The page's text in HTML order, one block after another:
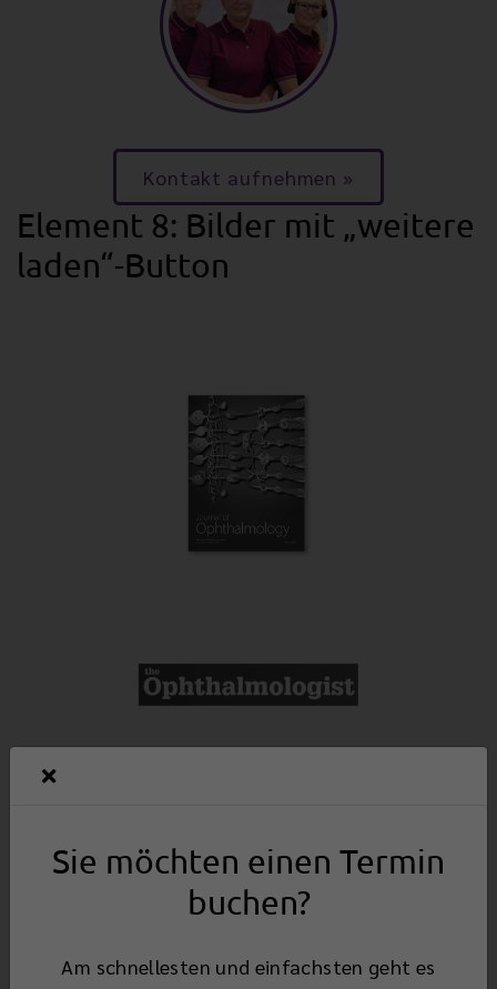
Kontakt aufnehmen
Element 8: Bilder mit „weitere
laden“-Button
Sie möchten einen Termin
buchen?
Am schnellesten und einfachsten geht es